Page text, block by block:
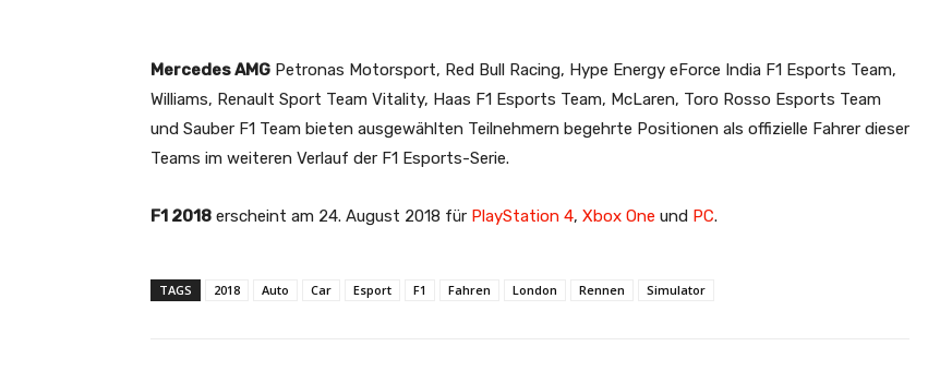
Mercedes AMG Petronas Motorsport, Red Bull Racing, Hype Energy eForce India F1 Esports Team,
Williams, Renault Sport Team Vitality, Haas F1 Esports Team, McLaren, Toro Rosso Esports Team
und Sauber F1 Team bieten ausgewählten Teilnehmern begehrte Positionen als offizielle Fahrer dieser
Teams im weiteren Verlauf der F1 Esports-Serie.
F1 2018 erscheint am 24. August 2018 für PlayStation 4, Xbox One und PC.
TAGS 2018 Auto Car Esport F1 Fahren London Rennen Simulator